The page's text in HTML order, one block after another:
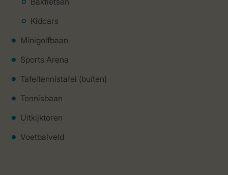
Kidcars
Minigolfbaan
Sports Arena
Tafeltennistafel (buiten)
Tennisbaan
Uitkijktoren
Voetbalveld